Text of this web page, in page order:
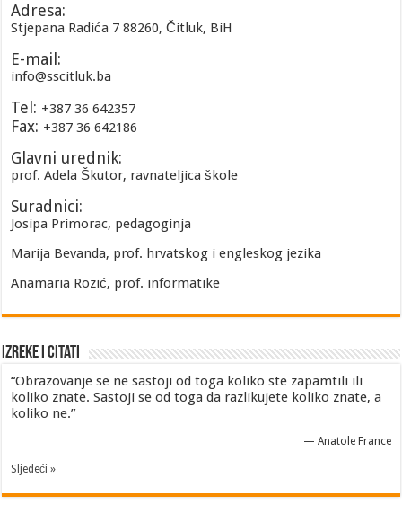
Adresa:
Stjepana Radića 7 88260, Čitluk, BiH
E-mail:
info@sscitluk.ba
Tel: +387 36 642357
Fax: +387 36 642186
Glavni urednik:
prof. Adela Škutor, ravnateljica škole
Suradnici:
Josipa Primorac, pedagoginja
Marija Bevanda, prof. hrvatskog i engleskog jezika
Anamaria Rozić, prof. informatike
Izreke i Citati
“Obrazovanje se ne sastoji od toga koliko ste zapamtili ili
koliko znate. Sastoji se od toga da razlikujete koliko znate, a
koliko ne.”
— Anatole France
Sljedeći »